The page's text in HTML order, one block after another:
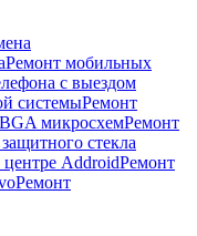
Ремонт мобильных
с выездом
системыРемонт
микросхемРемонт
стекла
AddroidРемонт
Ремонт